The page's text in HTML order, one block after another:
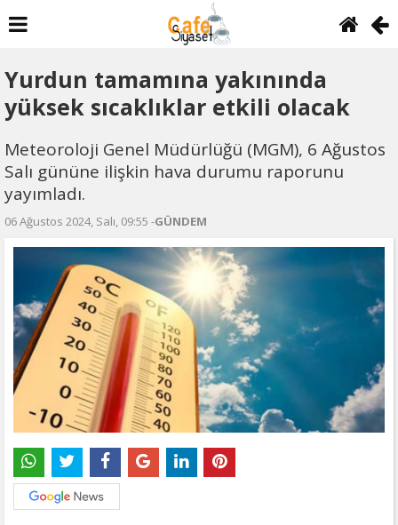
Yurdun tamamına yakınında
yüksek sıcaklıklar etkili olacak
Meteoroloji Genel Müdürlüğü (MGM), 6 Ağustos
Salı gününe ilişkin hava durumu raporunu
yayımladı.
06 Ağustos 2024, Salı, 09:55 -GÜNDEM